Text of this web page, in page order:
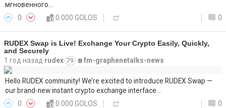
мгновенного…
0
0.000 GOLOS 0
RUDEX Swap is Live! Exchange Your Crypto Easily, Quickly,
and Securely
1 год назад rudex 79 в fm-graphenetalks-news
Hello RUDEX community! We’re excited to introduce RUDEX Swap —
our brand-new instant crypto exchange interface…
0
0.000 GOLOS 0